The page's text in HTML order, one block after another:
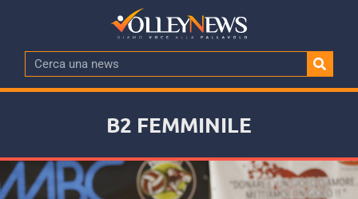
B2 FEMMINILE